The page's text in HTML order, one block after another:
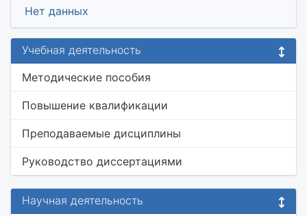
Нет данных
Учебная деятельность
Методические пособия
Повышение квалификации
Преподаваемые дисциплины
Руководство диссертациями
Научная деятельность